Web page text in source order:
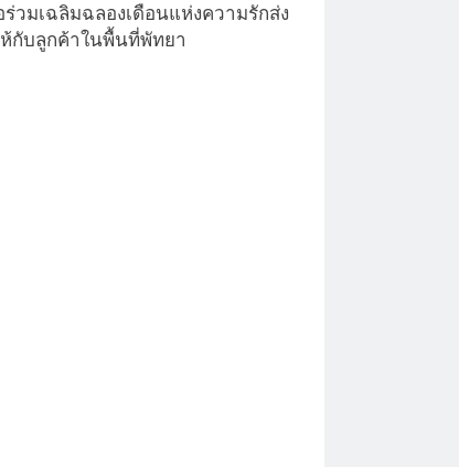
วมเฉลิมฉลองเดือนแห่งความรักส่ง
กับลูกค้าในพื้นที่พัทยา